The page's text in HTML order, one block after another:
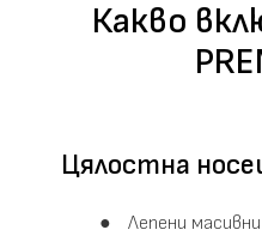
Какво
Цялостна
Лепени